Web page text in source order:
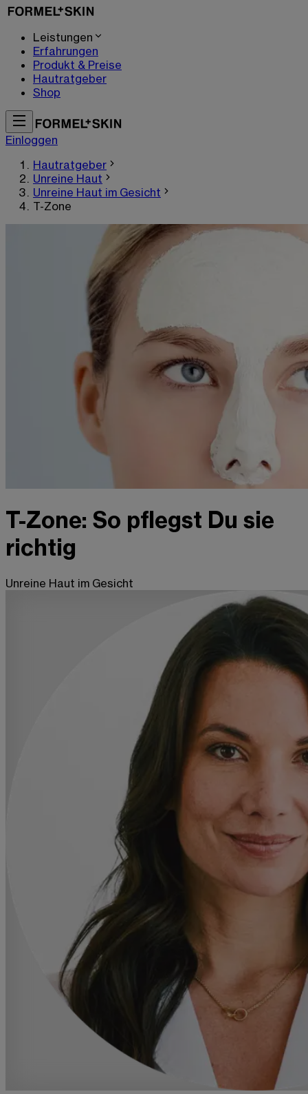
Leistungen
Erfahrungen
Produkt & Preise
Hautratgeber
Shop
Einloggen
Hautratgeber
Unreine Haut
Unreine Haut im Gesicht
T-Zone
T-Zone: So pflegst Du sie
richtig
Unreine Haut im Gesicht